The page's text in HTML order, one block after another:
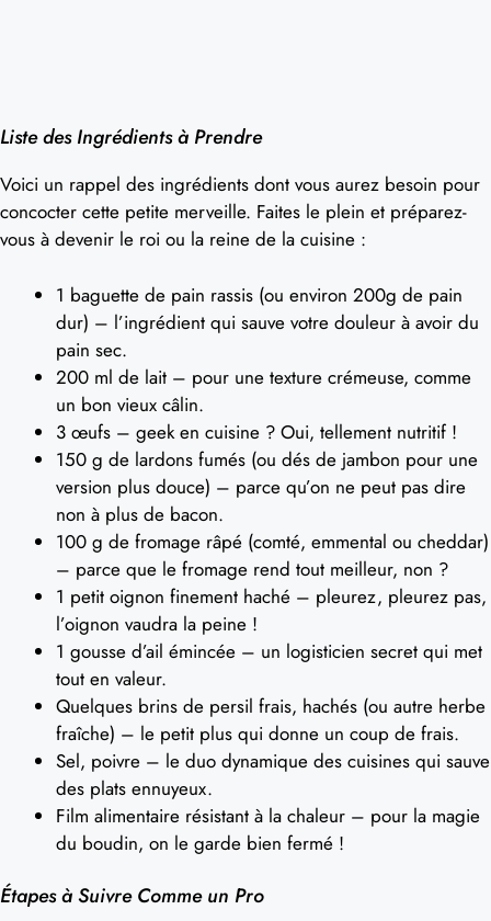
Liste des Ingrédients à Prendre
Voici un rappel des ingrédients dont vous aurez besoin pour
concocter cette petite merveille. Faites le plein et préparez-
vous à devenir le roi ou la reine de la cuisine :
1 baguette de pain rassis (ou environ 200g de pain
dur) – l’ingrédient qui sauve votre douleur à avoir du
pain sec.
200 ml de lait – pour une texture crémeuse, comme
un bon vieux câlin.
3 œufs – geek en cuisine ? Oui, tellement nutritif !
150 g de lardons fumés (ou dés de jambon pour une
version plus douce) – parce qu’on ne peut pas dire
non à plus de bacon.
100 g de fromage râpé (comté, emmental ou cheddar)
– parce que le fromage rend tout meilleur, non ?
1 petit oignon finement haché – pleurez, pleurez pas,
l’oignon vaudra la peine !
1 gousse d’ail émincée – un logisticien secret qui met
tout en valeur.
Quelques brins de persil frais, hachés (ou autre herbe
fraîche) – le petit plus qui donne un coup de frais.
Sel, poivre – le duo dynamique des cuisines qui sauve
des plats ennuyeux.
Film alimentaire résistant à la chaleur – pour la magie
du boudin, on le garde bien fermé !
Étapes à Suivre Comme un Pro